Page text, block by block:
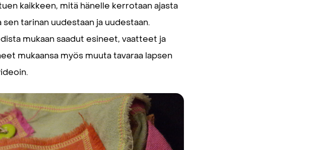
kaikkeen, mitä hänelle kerrotaan ajasta
tarinan uudestaan ja uudestaan.
mukaan saadut esineet, vaatteet ja
mukaansa myös muuta tavaraa lapsen